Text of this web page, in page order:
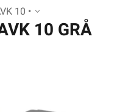
10 •
10 GRÅ